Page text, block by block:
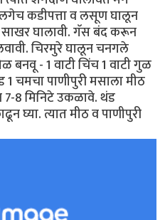
लगेच कडीपत्ता व लसूण घालून
घालावी. गॅस बंद करून
चिरमुरे घालून चनगले
- 1 वाटी चिंच 1 वाटी गुळ
चमचा पाणीपुरी मसाला मीठ
8 मिनिटे उकळावे. थंड
घ्या. त्यात मीठ व पाणीपुरी